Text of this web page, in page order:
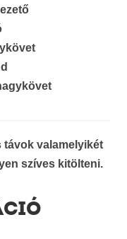
távok valamelyikét
szíves kitölteni.